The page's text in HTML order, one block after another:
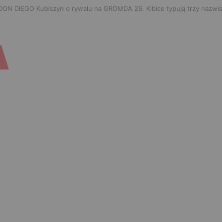
zaończy karierę po UFC 330? Mistrz rozwiał wszelkie